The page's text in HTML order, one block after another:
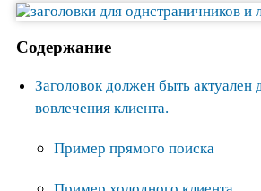
Содержание
Заголовок должен быть актуален
вовлечения клиента.
Пример прямого поиска